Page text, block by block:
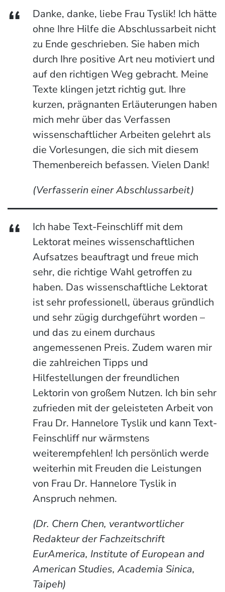
Danke, danke, liebe Frau Tyslik! Ich hätte
ohne Ihre Hilfe die Abschlussarbeit nicht
zu Ende geschrieben. Sie haben mich
durch Ihre positive Art neu motiviert und
auf den richtigen Weg gebracht. Meine
Texte klingen jetzt richtig gut. Ihre
kurzen, prägnanten Erläuterungen haben
mich mehr über das Verfassen
wissenschaftlicher Arbeiten gelehrt als
die Vorlesungen, die sich mit diesem
Themenbereich befassen. Vielen Dank!
(Verfasserin einer Abschlussarbeit)
Ich habe Text-Feinschliff mit dem
Lektorat meines wissenschaftlichen
Aufsatzes beauftragt und freue mich
sehr, die richtige Wahl getroffen zu
haben. Das wissenschaftliche Lektorat
ist sehr professionell, überaus gründlich
und sehr zügig durchgeführt worden –
und das zu einem durchaus
angemessenen Preis. Zudem waren mir
die zahlreichen Tipps und
Hilfestellungen der freundlichen
Lektorin von großem Nutzen. Ich bin sehr
zufrieden mit der geleisteten Arbeit von
Frau Dr. Hannelore Tyslik und kann Text-
Feinschliff nur wärmstens
weiterempfehlen! Ich persönlich werde
weiterhin mit Freuden die Leistungen
von Frau Dr. Hannelore Tyslik in
Anspruch nehmen.
(Dr. Chern Chen, verantwortlicher
Redakteur der Fachzeitschrift
EurAmerica, Institute of European and
American Studies, Academia Sinica,
Taipeh)